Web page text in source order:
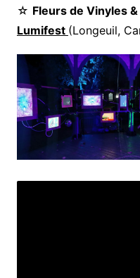
☆ Fleurs de Vinyles
Lumifest (Longeuil,